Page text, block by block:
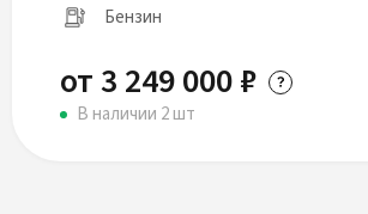
Бензин
от 3 249 000 ₽
В наличии 2 шт